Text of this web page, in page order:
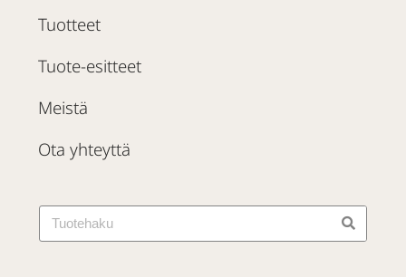
Tuotteet
Tuote-esitteet
Meistä
Ota yhteyttä